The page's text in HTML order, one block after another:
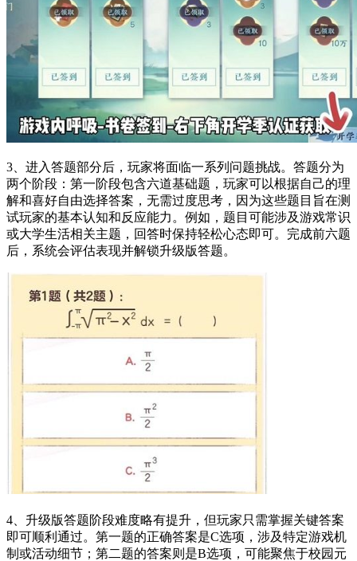
3、进入答题部分后，玩家将面临一系列问题挑战。答题分为
两个阶段：第一阶段包含六道基础题，玩家可以根据自己的理
解和喜好自由选择答案，无需过度思考，因为这些题目旨在测
试玩家的基本认知和反应能力。例如，题目可能涉及游戏常识
或大学生活相关主题，回答时保持轻松心态即可。完成前六题
后，系统会评估表现并解锁升级版答题。
4、升级版答题阶段难度略有提升，但玩家只需掌握关键答案
即可顺利通过。第一题的正确答案是C选项，涉及特定游戏机
制或活动细节；第二题的答案则是B选项，可能聚焦于校园元